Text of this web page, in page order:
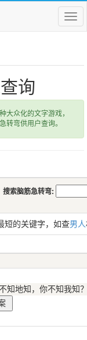
菜
单
询
大众化的文字游戏，
转弯供用户查询。
搜索脑筋急转弯:
短的关键字，如查男人
知地知，你不知我知